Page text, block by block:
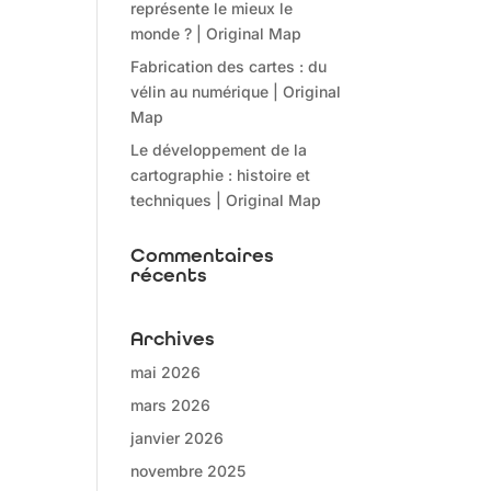
représente le mieux le
monde ? | Original Map
Fabrication des cartes : du
vélin au numérique | Original
Map
Le développement de la
cartographie : histoire et
techniques | Original Map
Commentaires
récents
Archives
mai 2026
mars 2026
janvier 2026
novembre 2025